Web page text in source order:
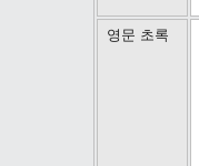
영문 초록